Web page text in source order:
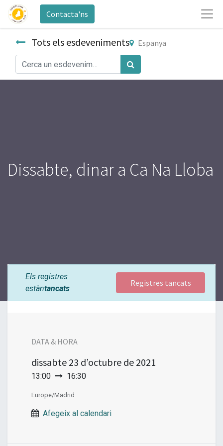
Contacta'ns
Tots els esdeveniments Espanya
Dissabte, dinar a Ca Na Lloba
Els registres
estàntancats
Registres tancats
DATA & HORA
dissabte 23 d’octubre de 2021
13:00 16:30
Europe/Madrid
Afegeix al calendari